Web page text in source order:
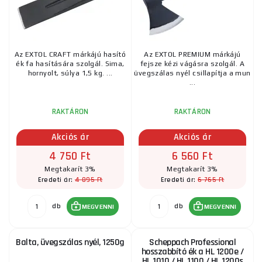
tekintse meg aTengelyek című átfogó cikket.
Kínálatunkban sokféle típusú, márkájú és gazdag funkciójú
keményfa aprításáról vagy ágak levágásáról a kivágott fákról, itt
biztosan megtalálja az Önnek és munkájának megfelelő
hasítóékeket is
kapcsolatos tanácsért ne habozzon kapcsolatba lépni velünk,
Az EXTOL CRAFT márkájú hasító
ék fa hasítására szolgál. Sima,
hornyolt, súlya 1,5 kg. ...
RAKTÁRON
Akciós ár
4 750 Ft
Megtakarít 3%
Eredeti ár:4 895 Ft
db MEGVENNI
Az EXTOL PREMIUM márkájú
fejsze kézi vágásra szolgál. A
üvegszálas nyél csillapítja a mun
...
RAKTÁRON
Akciós ár
6 560 Ft
Megtakarít 3%
Eredeti ár:6 765 Ft
db MEGVENNI
Balta, üvegszálas nyél, 1250g Scheppach Professional
hosszabbító ék a HL 1200e /